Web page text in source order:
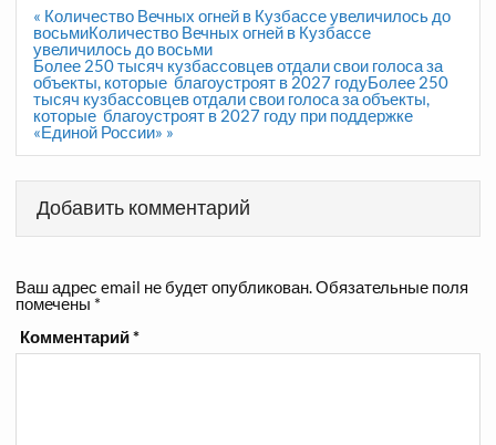
Навигация
по
записям
« Количество Вечных огней в Кузбассе увеличилось до
восьмиКоличество Вечных огней в Кузбассе
увеличилось до восьми
Более 250 тысяч кузбассовцев отдали свои голоса за
объекты, которые благоустроят в 2027 годуБолее 250
тысяч кузбассовцев отдали свои голоса за объекты,
которые благоустроят в 2027 году при поддержке
«Единой России» »
Добавить комментарий
Ваш адрес email не будет опубликован. Обязательные поля
помечены *
Комментарий*